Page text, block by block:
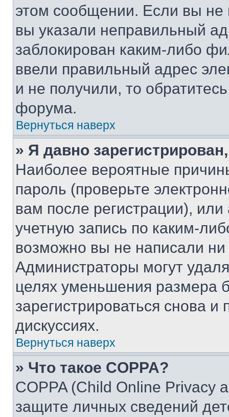
этом сообщении. Если вы
вы указали неправильный
заблокирован каким-либо
ввели правильный адрес
и не получили, то
форума.
Вернуться наверх
» Я давно
Наиболее вероятные
пароль (проверьте
вам после регистрации),
учетную запись по каким-
возможно вы не написали
Администраторы могут
целях уменьшения размера
зарегистрироваться снова и
дискуссиях.
Вернуться наверх
» Что такое COPPA?
COPPA (Child Online Privacy
защите личных сведений